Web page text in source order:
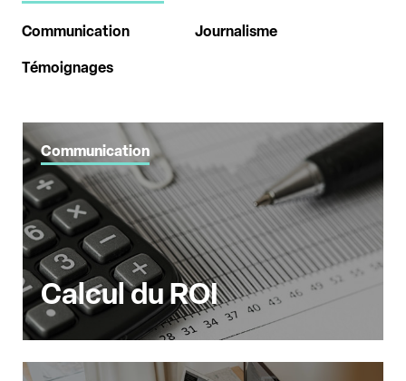
Communication Journalisme
Témoignages
Communication
Calcul du ROI